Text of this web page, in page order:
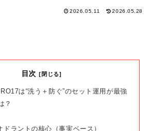
2026.05.11 2026.05.28
目次
は“洗う＋防ぐ”のセット運用が最強
？
ドラントの核心（事実ベース）